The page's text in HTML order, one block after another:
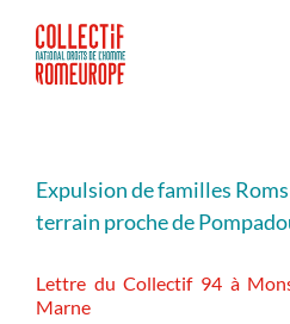
contenu
Expulsion de familles
terrain proche de
Lettre du Collectif 94 à
Marne